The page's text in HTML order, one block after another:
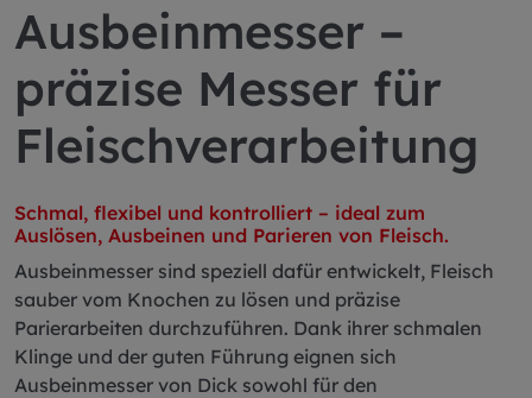
Ausbeinmesser –
präzise Messer für
Fleischverarbeitung
Schmal, flexibel und kontrolliert – ideal zum
Auslösen, Ausbeinen und Parieren von Fleisch.
Ausbeinmesser sind speziell dafür entwickelt, Fleisch
sauber vom Knochen zu lösen und präzise
Parierarbeiten durchzuführen. Dank ihrer schmalen
Klinge und der guten Führung eignen sich
Ausbeinmesser von Dick sowohl für den